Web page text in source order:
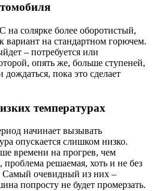
солярке более оборотистый,
вариант на стандартном горючем.
– потребуется или
опять же, больше ступеней,
пока это сделает
температурах
начинает вызывать
опускается слишком низко.
времени на прогрев, чем
решаемая, хоть и не без
Самый очевидный из них –
попросту не будет промерзать.